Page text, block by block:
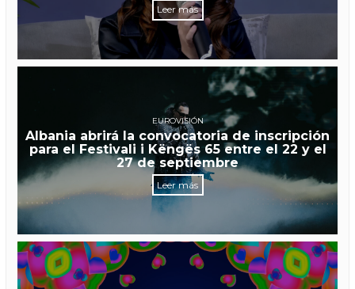
Leer más
EUROVISIÓN
Albania abrirá la convocatoria de inscripción
para el Festivali i Këngës 65 entre el 22 y el
27 de septiembre
Leer más